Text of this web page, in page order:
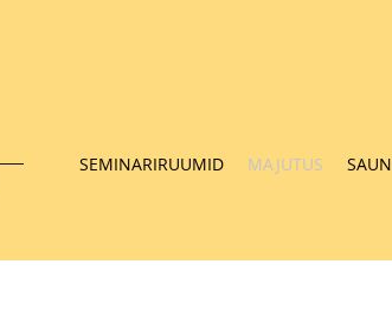
SEMINARIRUUMID MAJUTUS SAUN